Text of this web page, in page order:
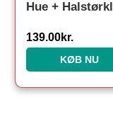
139.00kr.
KØB NU